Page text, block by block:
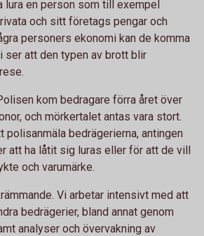
lura en person som till exempel
och sitt företags pengar och
personers ekonomi kan de komma
ser att den typen av brott blir
kom bedragare förra året över
och mörkertalet antas vara stort.
polisanmäla bedrägerierna, antingen
att ha låtit sig luras eller för att de vill
och varumärke.
Vi arbetar intensivt med att
bedrägerier, bland annat genom
analyser och övervakning av